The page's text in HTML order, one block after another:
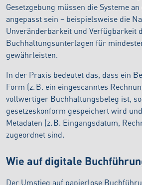
Gesetzgebung müssen die Systeme
angepasst sein – beispielsweise die
Unveränderbarkeit und Verfügbarkeit
Buchhaltungsunterlagen für
gewährleisten.
In der Praxis bedeutet das, dass ein
Form (z. B. ein eingescanntes
vollwertiger Buchhaltungsbeleg ist,
gesetzeskonform gespeichert wird
Metadaten (z. B. Eingangsdatum,
zugeordnet sind.
Wie auf digitale
Der Umstieg auf papierlose